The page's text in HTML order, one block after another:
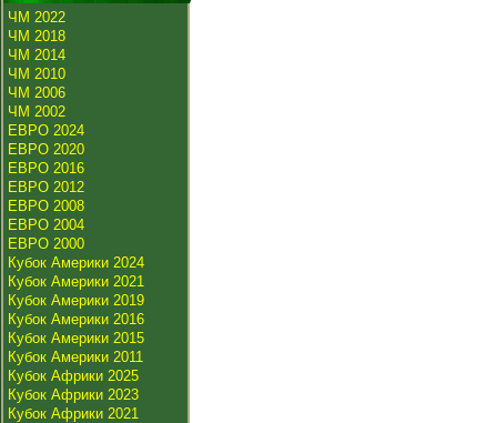
ЧМ 2022
ЧМ 2018
ЧМ 2014
ЧМ 2010
ЧМ 2006
ЧМ 2002
ЕВРО 2024
ЕВРО 2020
ЕВРО 2016
ЕВРО 2012
ЕВРО 2008
ЕВРО 2004
ЕВРО 2000
Кубок Америки 2024
Кубок Америки 2021
Кубок Америки 2019
Кубок Америки 2016
Кубок Америки 2015
Кубок Америки 2011
Кубок Африки 2025
Кубок Африки 2023
Кубок Африки 2021